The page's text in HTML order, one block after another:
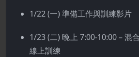
1/22 (一) 準備工作與訓練影片
1/23 (二) 晚上 7:00-10:00 – 混
線上訓練